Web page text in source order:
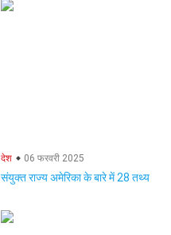
देश 06 फरवरी 2025
संयुक्त राज्य अमेरिका के बारे में 28 तथ्य